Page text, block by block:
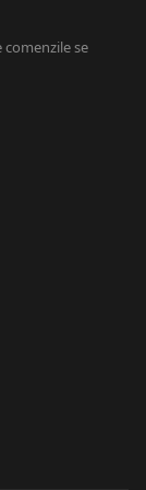
comenzile se